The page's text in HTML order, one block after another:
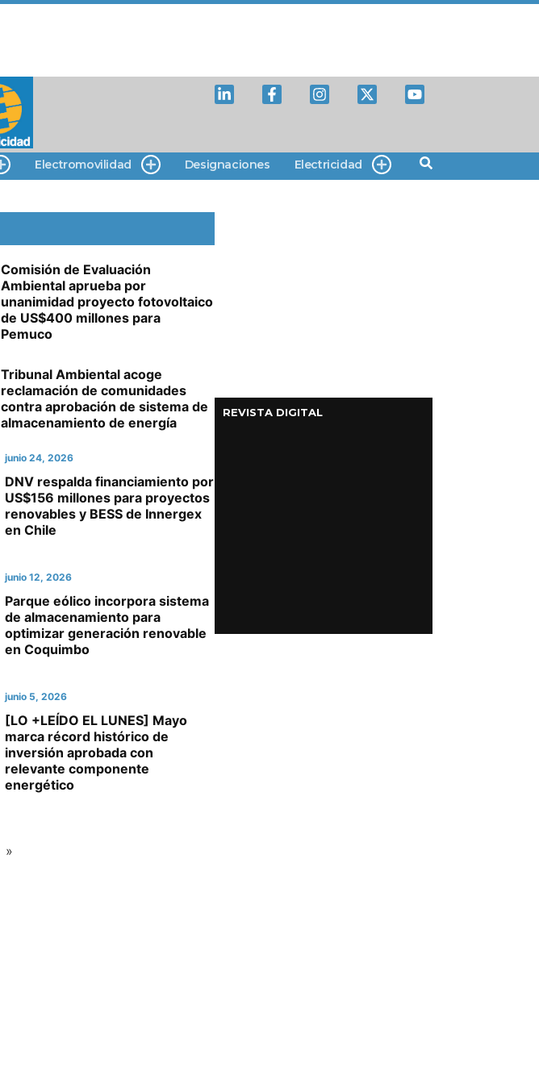
Electromovilidad Designaciones Electricidad
Comisión de Evaluación
Ambiental aprueba por
unanimidad proyecto fotovoltaico
de US$400 millones para
Pemuco
Tribunal Ambiental acoge
reclamación de comunidades
contra aprobación de sistema de
almacenamiento de energía
junio 24, 2026
DNV respalda financiamiento por
US$156 millones para proyectos
renovables y BESS de Innergex
en Chile
junio 12, 2026
Parque eólico incorpora sistema
de almacenamiento para
optimizar generación renovable
en Coquimbo
junio 5, 2026
[LO +LEÍDO EL LUNES] Mayo
marca récord histórico de
inversión aprobada con
relevante componente
energético
»
REVISTA DIGITAL